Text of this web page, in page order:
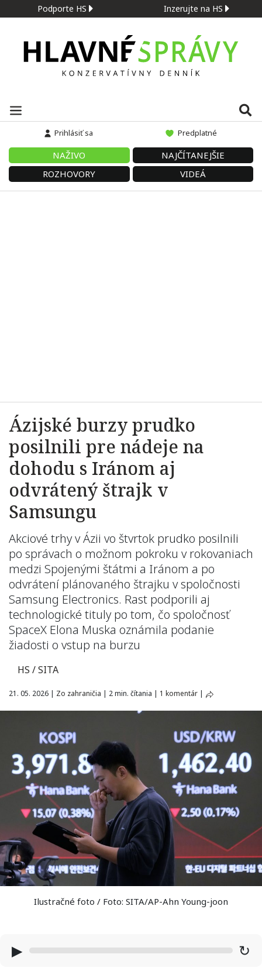
Podporte HS Inzerujte na HS
Prihlásiť sa Predplatné
NAŽIVO
NAJČÍTANEJŠIE
ROZHOVORY
VIDEÁ
Ázijské burzy prudko
posilnili pre nádeje na
dohodu s Iránom aj
odvrátený štrajk v
Samsungu
Akciové trhy v Ázii vo štvrtok prudko posilnili
po správach o možnom pokroku v rokovaniach
medzi Spojenými štátmi a Iránom a po
odvrátení plánovaného štrajku v spoločnosti
Samsung Electronics. Rast podporili aj
technologické tituly po tom, čo spoločnosť
SpaceX Elona Muska oznámila podanie
žiadosti o vstup na burzu
HS / SITA
21. 05. 2026 | Zo zahraničia | 2 min. čítania | 1 komentár |
Ilustračné foto / Foto: SITA/AP-Ahn Young-joon
▶ ↻